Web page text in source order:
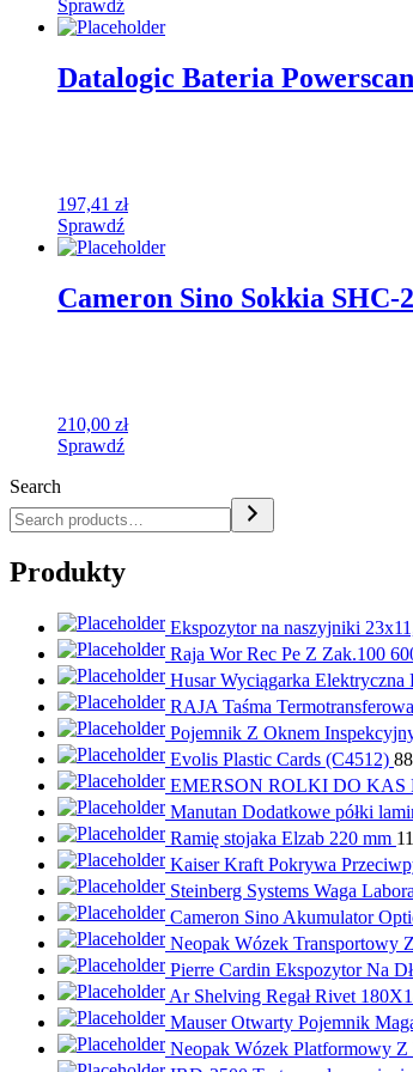
Sprawdź
Datalogic Bateria
197,41 zł
Sprawdź
Cameron Sino Sokkia SHC-
210,00 zł
Sprawdź
Search
Produkty
Ekspozytor na naszyjniki
Raja Wor Rec Pe Z Zak.100
Husar Wyciągarka
RAJA Taśma
Pojemnik Z Oknem
Evolis Plastic Cards (C4512)
EMERSON ROLKI DO KAS
Manutan Dodatkowe półki
Ramię stojaka Elzab 220 mm
Kaiser Kraft Pokrywa
Steinberg Systems Waga
Cameron Sino Akumulator
Neopak Wózek Transportowy
Pierre Cardin Ekspozytor Na
Ar Shelving Regał Rivet
Mauser Otwarty Pojemnik
Neopak Wózek Platformowy